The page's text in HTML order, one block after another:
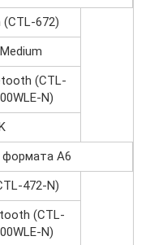
(CTL-672)
(CTL-
N)
формата А6
472-N)
(CTL-
N)